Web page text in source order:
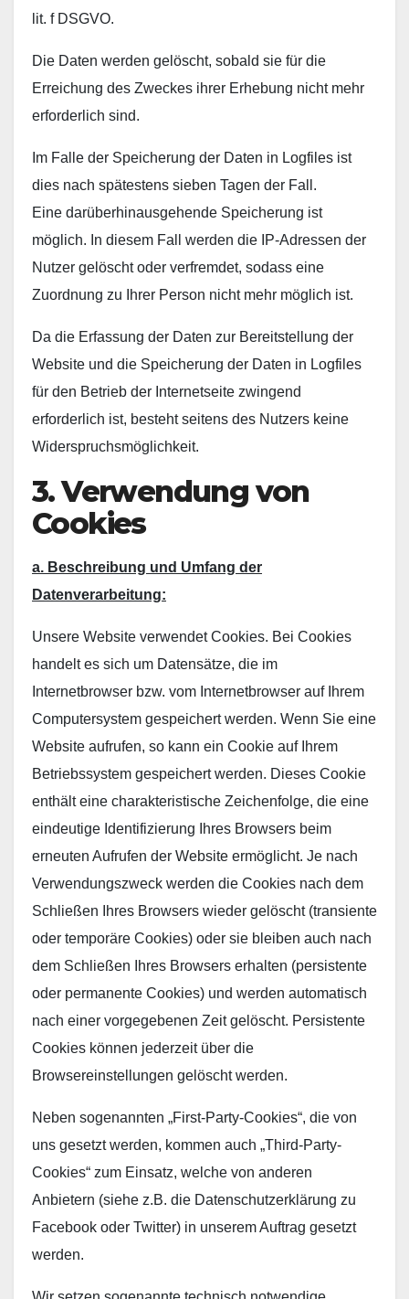
lit. f DSGVO.
Die Daten werden gelöscht, sobald sie für die
Erreichung des Zweckes ihrer Erhebung nicht mehr
erforderlich sind.
Im Falle der Speicherung der Daten in Logfiles ist
dies nach spätestens sieben Tagen der Fall.
Eine darüberhinausgehende Speicherung ist
möglich. In diesem Fall werden die IP-Adressen der
Nutzer gelöscht oder verfremdet, sodass eine
Zuordnung zu Ihrer Person nicht mehr möglich ist.
Da die Erfassung der Daten zur Bereitstellung der
Website und die Speicherung der Daten in Logfiles
für den Betrieb der Internetseite zwingend
erforderlich ist, besteht seitens des Nutzers keine
Widerspruchsmöglichkeit.
3. Verwendung von
Cookies
a. Beschreibung und Umfang der
Datenverarbeitung:
Unsere Website verwendet Cookies. Bei Cookies
handelt es sich um Datensätze, die im
Internetbrowser bzw. vom Internetbrowser auf Ihrem
Computersystem gespeichert werden. Wenn Sie eine
Website aufrufen, so kann ein Cookie auf Ihrem
Betriebssystem gespeichert werden. Dieses Cookie
enthält eine charakteristische Zeichenfolge, die eine
eindeutige Identifizierung Ihres Browsers beim
erneuten Aufrufen der Website ermöglicht. Je nach
Verwendungszweck werden die Cookies nach dem
Schließen Ihres Browsers wieder gelöscht (transiente
oder temporäre Cookies) oder sie bleiben auch nach
dem Schließen Ihres Browsers erhalten (persistente
oder permanente Cookies) und werden automatisch
nach einer vorgegebenen Zeit gelöscht. Persistente
Cookies können jederzeit über die
Browsereinstellungen gelöscht werden.
Neben sogenannten „First-Party-Cookies“, die von
uns gesetzt werden, kommen auch „Third-Party-
Cookies“ zum Einsatz, welche von anderen
Anbietern (siehe z.B. die Datenschutzerklärung zu
Facebook oder Twitter) in unserem Auftrag gesetzt
werden.